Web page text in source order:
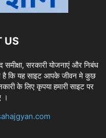
US
सरकारी योजनाएं और निबंध
है कि यह साइट आपके जीवन मे कुछ
के लिए कृपया हमारी साइट पर
।